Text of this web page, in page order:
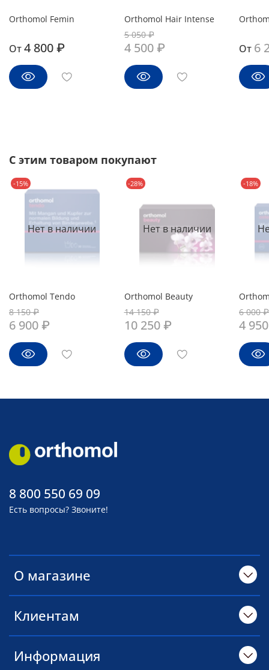
Orthomol Femin
От4 800 ₽
Orthomol Hair Intense
5 050 ₽
4 500 ₽ От 6
С этим товаром покупают
Нет в наличии
-15%
Orthomol Tendo
8 150 ₽
6 900 ₽
Нет в наличии
-28%
Orthomol Beauty
14 150 ₽
10 250 ₽
-18%
6 000 ₽
4
О магазине
Клиентам
Информация
8 800 550 69 09
Есть вопросы? Звоните!